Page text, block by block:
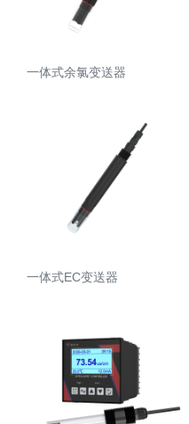
一体式余氯变送器
一体式EC变送器